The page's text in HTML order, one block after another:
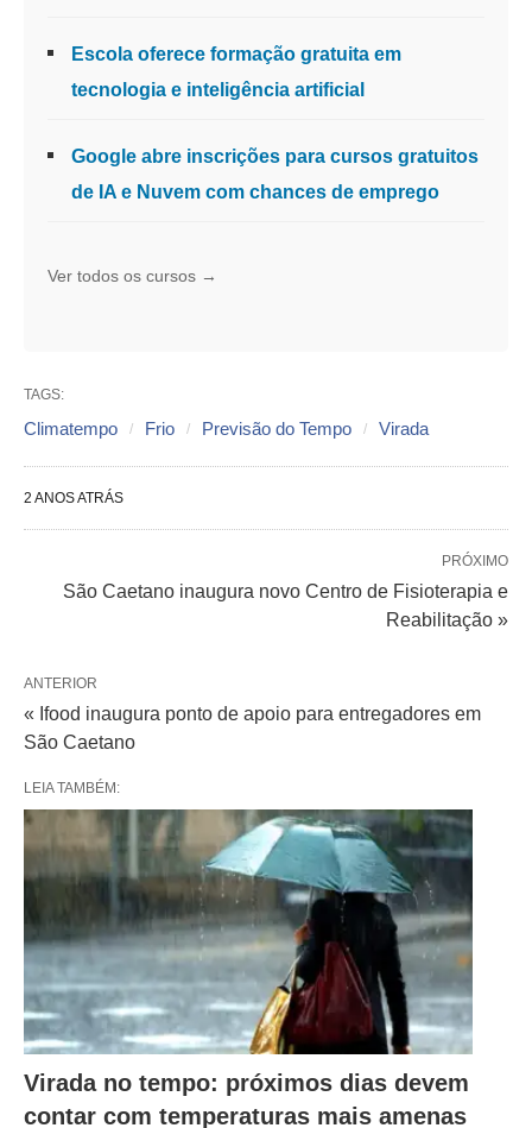
Escola oferece formação gratuita em
tecnologia e inteligência artificial
Google abre inscrições para cursos gratuitos
de IA e Nuvem com chances de emprego
Ver todos os cursos →
TAGS:
Climatempo Frio Previsão do Tempo Virada
2 ANOS ATRÁS
PRÓXIMO
São Caetano inaugura novo Centro de Fisioterapia e
Reabilitação »
ANTERIOR
« Ifood inaugura ponto de apoio para entregadores em
São Caetano
LEIA TAMBÉM:
Virada no tempo: próximos dias devem
contar com temperaturas mais amenas